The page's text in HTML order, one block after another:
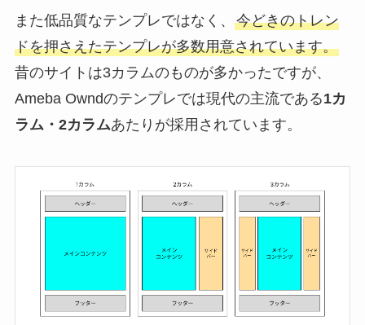
また低品質なテンプレではなく、 今どきのトレン
ドを押さえたテンプレが多数用意されています。
昔のサイトは3カラムのものが多かったですが、
Ameba Owndのテンプレでは現代の主流である1カ
ラム・2カラムあたりが採用されています。